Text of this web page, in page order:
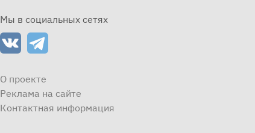
Мы в социальных сетях
О проекте
Реклама на сайте
Контактная информация